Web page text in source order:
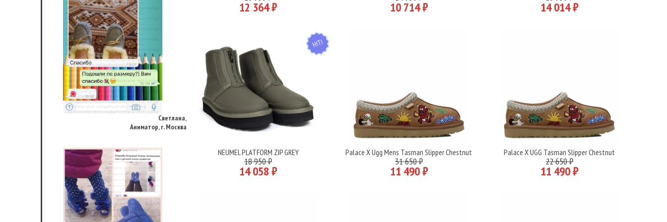
Светлана,
Аниматор, г. Москва
12 364 ₽ 10 714 ₽ 14 014 ₽
HIT
Подробнее
NEUMEL PLATFORM ZIP GREY
18 950 ₽
14 058 ₽
Подробнее
Palace X Ugg Mens Tasman Slipper Chestnut
31 650 ₽
11 490 ₽
Подробнее
Palace X UGG Tasman Slipper Chestnut
22 650 ₽
11 490 ₽